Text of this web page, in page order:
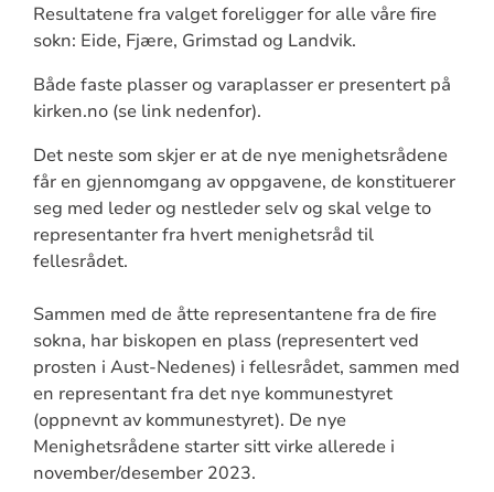
Resultatene fra valget foreligger for alle våre fire
sokn: Eide, Fjære, Grimstad og Landvik.
Både faste plasser og varaplasser er presentert på
kirken.no (se link nedenfor).
Det neste som skjer er at de nye menighetsrådene
får en gjennomgang av oppgavene, de konstituerer
seg med leder og nestleder selv og skal velge to
representanter fra hvert menighetsråd til
fellesrådet.
Sammen med de åtte representantene fra de fire
sokna, har biskopen en plass (representert ved
prosten i Aust-Nedenes) i fellesrådet, sammen med
en representant fra det nye kommunestyret
(oppnevnt av kommunestyret). De nye
Menighetsrådene starter sitt virke allerede i
november/desember 2023.